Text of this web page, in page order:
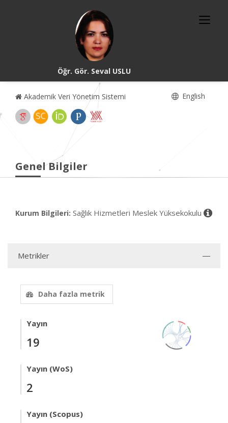
Öğr. Gör. Seval USLU
Akademik Veri Yönetim Sistemi English
Genel Bilgiler
Kurum Bilgileri: Sağlık Hizmetleri Meslek Yüksekokulu
Metrikler
Daha fazla metrik
Yayın
19
Yayın (WoS)
2
Yayın (Scopus)